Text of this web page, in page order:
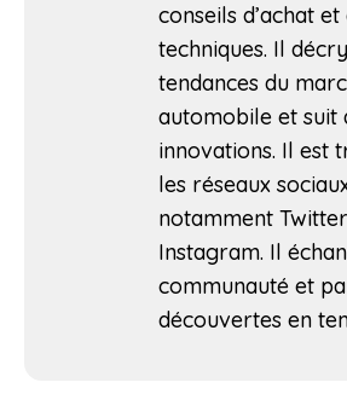
conseils d’achat
techniques. Il
tendances du
automobile et suit
innovations. Il est
les réseaux
notamment
Instagram. Il
communauté et
découvertes en